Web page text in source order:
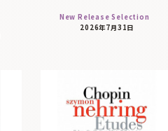
New Release Selection
2026年7月31日